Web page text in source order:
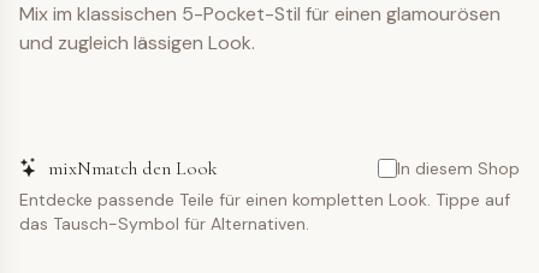
Mix im klassischen 5-Pocket-Stil für einen glamourösen
und zugleich lässigen Look.
mixNmatch den Look
In diesem Shop
Entdecke passende Teile für einen kompletten Look. Tippe auf
das Tausch-Symbol für Alternativen.